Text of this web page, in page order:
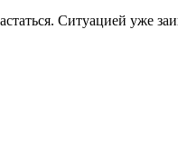
Ситуацией уже